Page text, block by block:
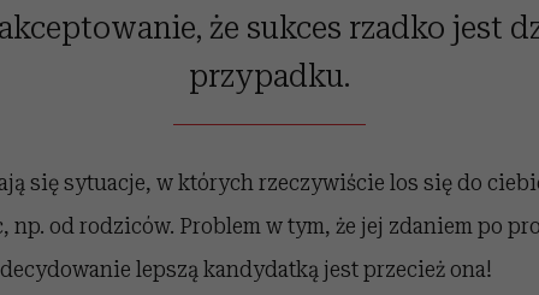
że sukces rzadko jest
przypadku.
się sytuacje, w których rzeczywiście los się do
np. od rodziców. Problem w tym, że jej zdaniem po
lepszą kandydatką jest przecież ona!